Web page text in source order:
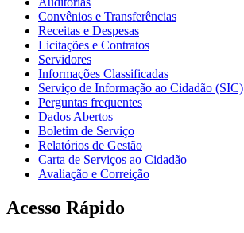
Convênios e Transferências
Receitas e Despesas
Licitações e Contratos
Servidores
Informações Classificadas
Serviço de Informação ao Cidadão (SIC)
Perguntas frequentes
Dados Abertos
Boletim de Serviço
Relatórios de Gestão
Carta de Serviços ao Cidadão
Avaliação e Correição
Acesso Rápido